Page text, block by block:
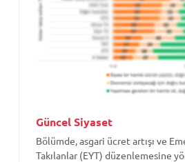
Güncel Siyaset
Bölümde, asgari ücret artışı ve
Takılanlar (EYT) düzenlemesine